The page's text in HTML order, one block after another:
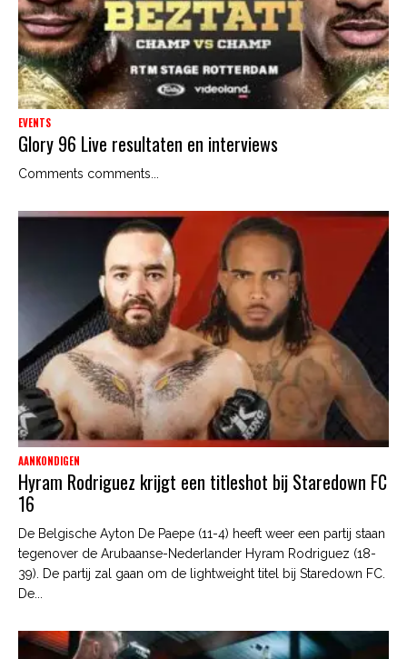
EVENTS
Glory 96 Live resultaten en interviews
Comments comments...
AANKONDIGEN
Hyram Rodriguez krijgt een titleshot bij Staredown FC
16
De Belgische Ayton De Paepe (11-4) heeft weer een partij staan
tegenover de Arubaanse-Nederlander Hyram Rodriguez (18-
39). De partij zal gaan om de lightweight titel bij Staredown FC.
De...